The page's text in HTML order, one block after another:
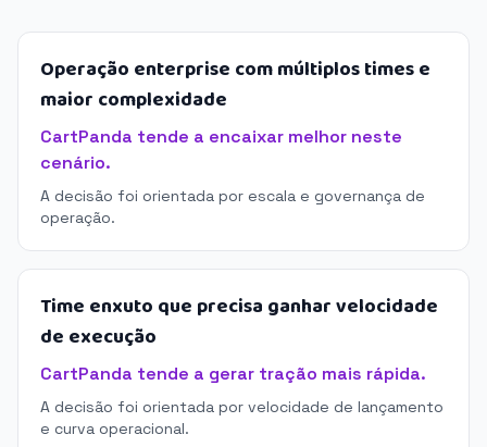
Operação enterprise com múltiplos times e
maior complexidade
CartPanda tende a encaixar melhor neste
cenário.
A decisão foi orientada por escala e governança de
operação.
Time enxuto que precisa ganhar velocidade
de execução
CartPanda tende a gerar tração mais rápida.
A decisão foi orientada por velocidade de lançamento
e curva operacional.